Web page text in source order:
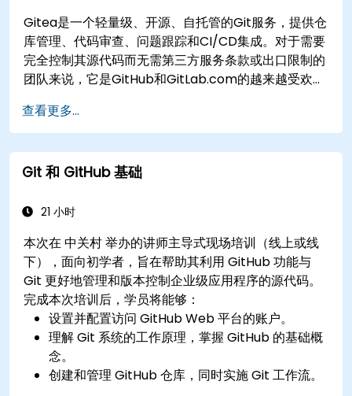
Gitea是一个轻量级、开源、自托管的Git服务，提供仓
库管理、代码审查、问题跟踪和CI/CD集成。对于需要
完全控制其源代码而无需第三方服务条款或出口限制的
团队来说，它是GitHub和GitLab.com的越来越受欢迎
查看更多...
Git 和 GitHub 基础
21 小时
本次在 中关村 举办的讲师主导式现场培训（线上或线
下），面向初学者，旨在帮助其利用 GitHub 功能与
Git 更好地管理和版本控制企业级应用程序的源代码。
完成本次培训后，学员将能够：
设置并配置访问 GitHub Web 平台的账户。
理解 Git 系统的工作原理，掌握 GitHub 的基础概
念。
创建和管理 GitHub 仓库，同时实施 Git 工作流。